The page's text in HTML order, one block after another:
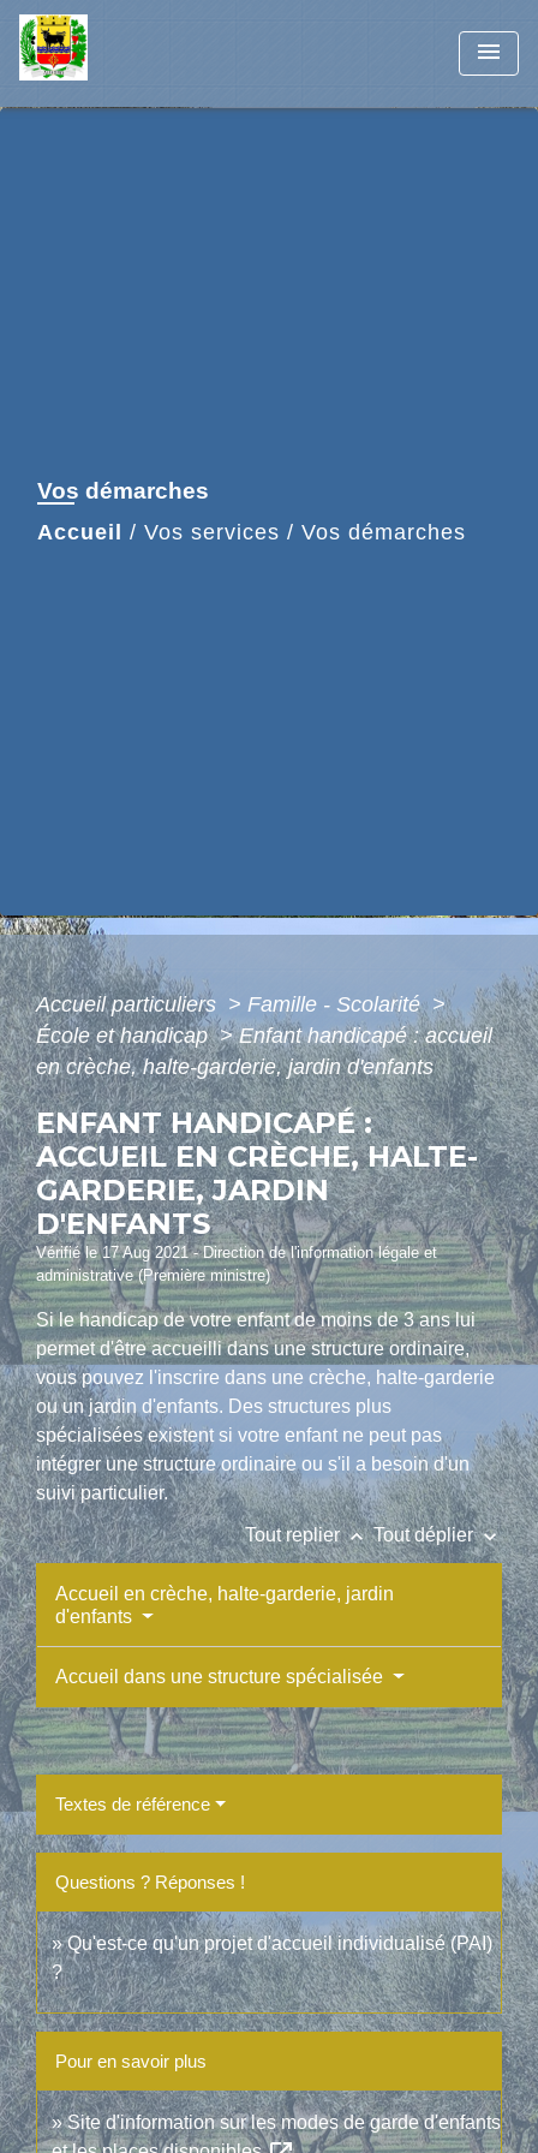
menu
Vos démarches
Accueil / Vos services / Vos démarches
Accueil particuliers > Famille - Scolarité >
École et handicap> Enfant handicapé : accueil
en crèche, halte-garderie, jardin d'enfants
ENFANT HANDICAPÉ :
ACCUEIL EN CRÈCHE, HALTE-
GARDERIE, JARDIN
D'ENFANTS
Vérifié le 17 Aug 2021 - Direction de l'information légale et
administrative (Première ministre)
Si le handicap de votre enfant de moins de 3 ans lui
permet d'être accueilli dans une structure ordinaire,
vous pouvez l'inscrire dans une crèche, halte-garderie
ou un jardin d'enfants. Des structures plus
spécialisées existent si votre enfant ne peut pas
intégrer une structure ordinaire ou s'il a besoin d'un
suivi particulier.
Tout replierkeyboard_arrow_up Tout déplierkeyboard_arrow_down
Accueil en crèche, halte-garderie, jardin
d'enfants
Accueil dans une structure spécialisée
Textes de référence
Questions ? Réponses !
Qu'est-ce qu'un projet d'accueil individualisé (PAI)
?
Pour en savoir plus
Site d'information sur les modes de garde d'enfants